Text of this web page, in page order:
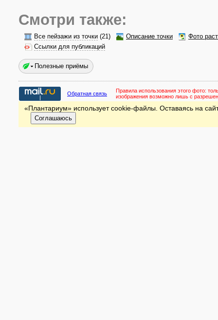
Смотри также:
Все пейзажи из точки (21) Описание точки
Фото
Ссылки для публикаций
Полезные приёмы
Обратная связь Правила использования этого фото:
изображения возможно лишь с
«Плантариум» использует cookie-файлы. Оставаясь на
Соглашаюсь